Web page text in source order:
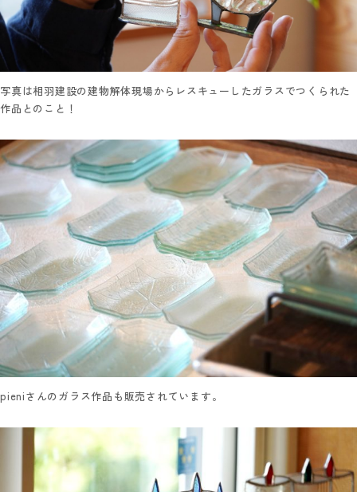
写真は相羽建設の建物解体現場からレスキューしたガラスでつくられた
作品とのこと！
pieniさんのガラス作品も販売されています。